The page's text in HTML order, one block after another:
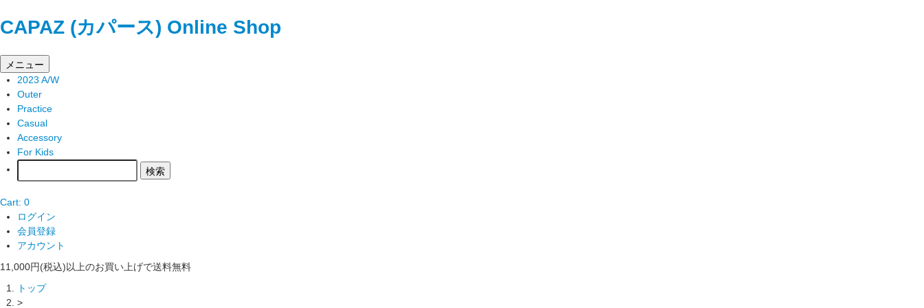
CAPAZ (カパース) Online Shop
メニュー
2023 A/W
Outer
Practice
Casual
Accessory
For Kids
Cart: 0
ログイン
会員登録
アカウント
11,000円(税込)以上のお買い上げで送料無料
トップ
>